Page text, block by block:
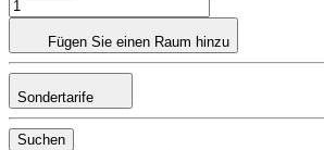
Fügen Sie einen Raum hinzu
Sondertarife
Suchen